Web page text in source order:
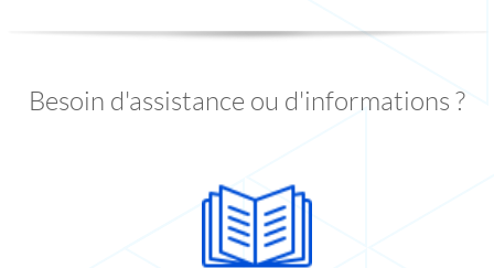
Besoin d'assistance ou d'informations ?